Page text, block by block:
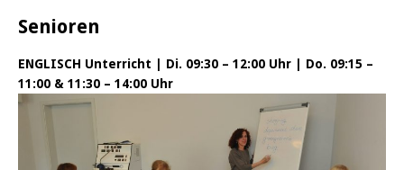
Senioren
ENGLISCH Unterricht | Di. 09:30 – 12:00 Uhr | Do. 09:15 –
11:00 & 11:30 – 14:00 Uhr